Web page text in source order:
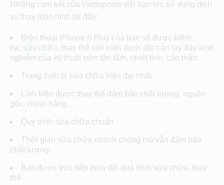
Những cam kết của Viettopcare với bạn khi sử dụng dịch
vụ thay màn hình tại đây:
Điện thoại iPhone 8 Plus của bạn sẽ được kiểm
tra, sửa chữa, thay thế linh kiện dưới đôi bàn tay đầy kinh
nghiệm của kỹ thuật viên tận tâm, nhiệt tình, cẩn thận.
Trang thiết bị sửa chữa hiện đại nhất.
Linh kiện được thay thế đảm bảo chất lượng, nguồn
gốc, chính hãng.
Quy trình sửa chữa chuẩn
Thời gian sửa chữa nhanh chóng mà vẫn đảm bảo
chất lượng.
Bạn được trực tiếp theo dõi quá trình sửa chữa, thay
thế.